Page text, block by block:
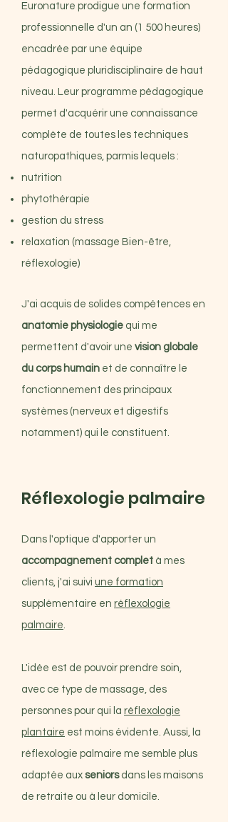
Euronature prodigue une formation
professionnelle d'un an (1 500 heures)
encadrée par une équipe
pédagogique pluridisciplinaire de haut
niveau. Leur programme pédagogique
permet d'acquérir une connaissance
complète de toutes les techniques
naturopathiques, parmis lequels :
nutrition
phytothérapie
gestion du stress
relaxation (massage Bien-être,
réflexologie)
J'ai acquis de solides compétences en
anatomie physiologie qui me
permettent d'avoir une vision globale
du corps humain et de connaître le
fonctionnement des principaux
systèmes (nerveux et digestifs
notamment) qui le constituent.
Réflexologie palmaire
Dans l'optique d'apporter un
accompagnement complet à mes
clients, j'ai suivi une formation
supplémentaire en réflexologie
palmaire.
L'idée est de pouvoir prendre soin,
avec ce type de massage, des
personnes pour qui la réflexologie
plantaire est moins évidente. Aussi, la
réflexologie palmaire me semble plus
adaptée aux seniors dans les maisons
de retraite ou à leur domicile.